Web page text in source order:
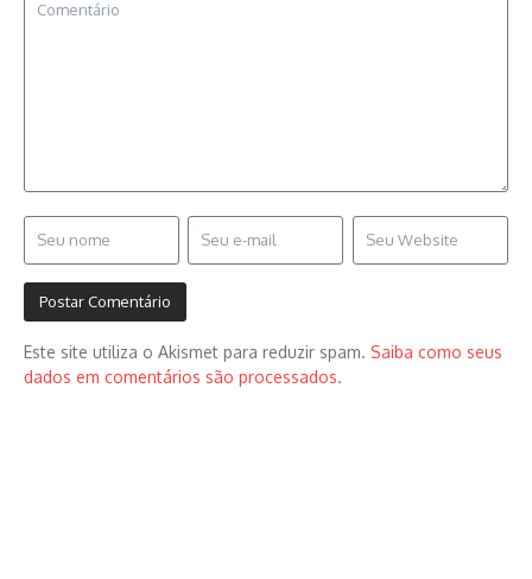
Este site utiliza o Akismet para reduzir spam. Saiba como seus
dados em comentários são processados.